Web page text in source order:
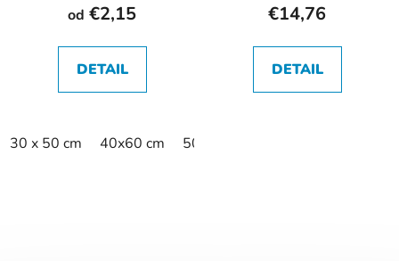
od €2,15
DETAIL
30 x 50 cm 40x60 cm 50 x 70 cm kúpeľňová predložka
€14,76
DETAIL